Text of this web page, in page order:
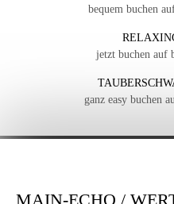
bequem buchen
jetzt buchen auf
ganz easy buchen
MAIN-ECHO /